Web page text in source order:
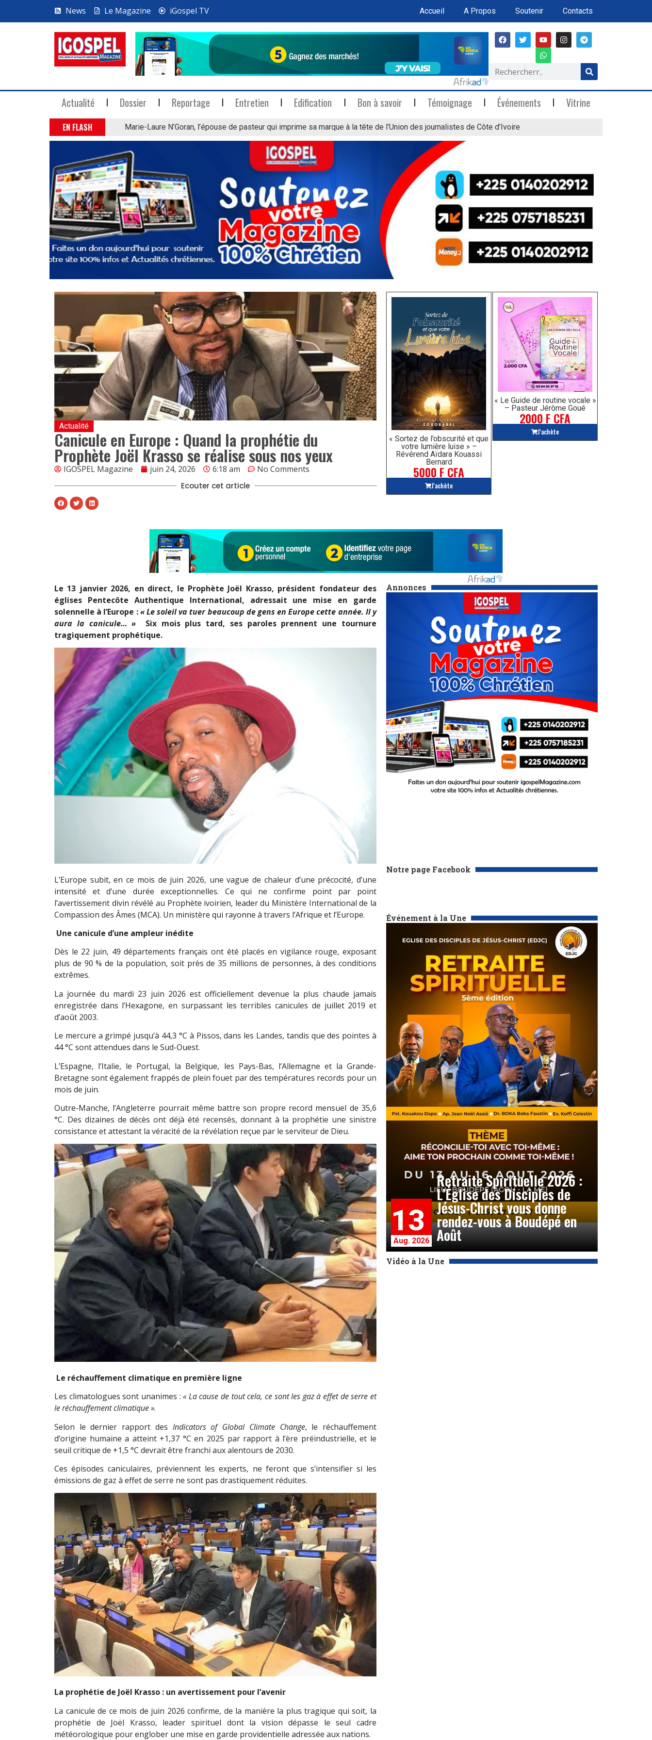
News Le Magazine iGospel TV Accueil A Propos Soutenir Contacts
Actualité Dossier Reportage Entretien Edification Bon à savoir Témoignage Événements Vitrine
EN FLASH Marie-Laure N’Goran, l’épouse de pasteur qui imprime sa marque à la tête de l’Union des journalistes de Côte d’Ivoire
« Sortez de l’obscurité et que
votre lumière luise » –
Révérend Aïdara Kouassi
Bernard
5000 F CFA
J'achète
« Le Guide de routine vocale »
– Pasteur Jérôme Goué
2000 F CFA
J'achète
Actualité
Canicule en Europe : Quand la prophétie du
Prophète Joël Krasso se réalise sous nos yeux
IGOSPEL Magazine juin 24, 2026 6:18 am No Comments
Ecouter cet article
Annonces
Notre page Facebook
Événement à la Une
13
Aug. 2026
Retraite Spirituelle 2026 :
L’Église des Disciples de
Jésus-Christ vous donne
rendez-vous à Boudépé en
Août
Vidéo à la Une
Le 13 janvier 2026, en direct, le Prophète Joël Krasso, président fondateur des
églises Pentecôte Authentique International, adressait une mise en garde
solennelle à l’Europe :« Le soleil va tuer beaucoup de gens en Europe cette année. Il y
aura la canicule… » Six mois plus tard, ses paroles prennent une tournure
tragiquement prophétique.
L’Europe subit, en ce mois de juin 2026, une vague de chaleur d’une précocité, d’une
intensité et d’une durée exceptionnelles. Ce qui ne confirme point par point
l’avertissement divin révélé au Prophète ivoirien, leader du Ministère International de la
Compassion des Âmes (MCA). Un ministère qui rayonne à travers l’Afrique et l’Europe.
Une canicule d’une ampleur inédite
Dès le 22 juin, 49 départements français ont été placés en vigilance rouge, exposant
plus de 90 % de la population, soit près de 35 millions de personnes, à des conditions
extrêmes.
La journée du mardi 23 juin 2026 est officiellement devenue la plus chaude jamais
enregistrée dans l’Hexagone, en surpassant les terribles canicules de juillet 2019 et
d’août 2003.
Le mercure a grimpé jusqu’à 44,3 °C à Pissos, dans les Landes, tandis que des pointes à
44 °C sont attendues dans le Sud-Ouest.
L’Espagne, l’Italie, le Portugal, la Belgique, les Pays-Bas, l’Allemagne et la Grande-
Bretagne sont également frappés de plein fouet par des températures records pour un
mois de juin.
Outre-Manche, l’Angleterre pourrait même battre son propre record mensuel de 35,6
°C. Des dizaines de décès ont déjà été recensés, donnant à la prophétie une sinistre
consistance et attestant la véracité de la révélation reçue par le serviteur de Dieu.
Le réchauffement climatique en première ligne
Les climatologues sont unanimes :« La cause de tout cela, ce sont les gaz à effet de serre et
le réchauffement climatique ».
Selon le dernier rapport des Indicators of Global Climate Change, le réchauffement
d’origine humaine a atteint +1,37 °C en 2025 par rapport à l’ère préindustrielle, et le
seuil critique de +1,5 °C devrait être franchi aux alentours de 2030.
Ces épisodes caniculaires, préviennent les experts, ne feront que s’intensifier si les
émissions de gaz à effet de serre ne sont pas drastiquement réduites.
La prophétie de Joël Krasso : un avertissement pour l’avenir
La canicule de ce mois de juin 2026 confirme, de la manière la plus tragique qui soit, la
prophétie de Joël Krasso, leader spirituel dont la vision dépasse le seul cadre
météorologique pour englober une mise en garde providentielle adressée aux nations.